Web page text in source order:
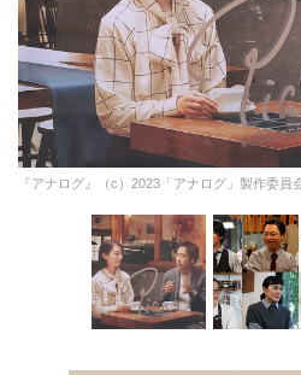
『アナログ』（c）2023「アナログ」製作委員